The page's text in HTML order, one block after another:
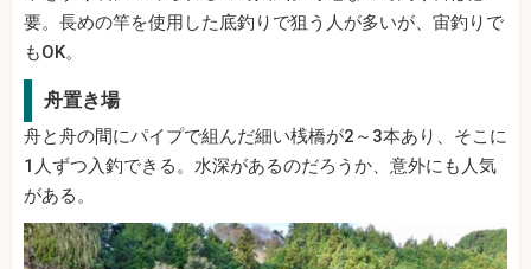
要。長めの竿を使用した底釣りで狙う人が多いが、宙釣りで
もOK。
舟置き場
舟と舟の間にパイプで組んだ細い桟橋が2～3本あり、そこに
1人ずつ入釣できる。水深があるのだろうか、意外にも人気
がある。